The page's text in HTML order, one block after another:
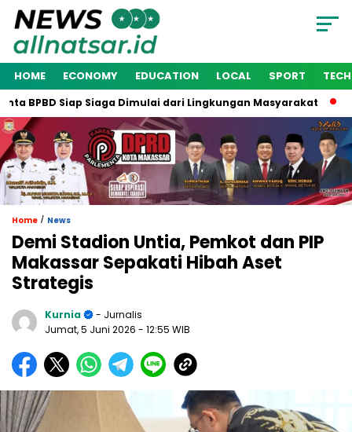
HOME ECONOMY EDUCATION LOCAL SPORT
Siap Siaga Dimulai dari Lingkungan Masyarakat
Home / News
Demi Stadion Untia, Pemkot dan PIP
Makassar Sepakati Hibah Aset
Strategis
Kurnia
- Jurnalis
Jumat, 5 Juni 2026 - 12:55 WIB